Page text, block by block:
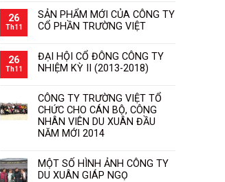
26
Th11
SẢN PHẨM MỚI CỦA CÔNG TY
CỔ PHẦN TRƯỜNG VIỆT
26
Th11
ĐẠI HỘI CỔ ĐÔNG CÔNG TY
NHIỆM KỲ II (2013-2018)
CÔNG TY TRƯỜNG VIỆT TỔ
CHỨC CHO CÁN BỘ, CÔNG
NHÂN VIÊN DU XUÂN ĐẦU
NĂM MỚI 2014
MỘT SỐ HÌNH ẢNH CÔNG TY
DU XUÂN GIÁP NGỌ